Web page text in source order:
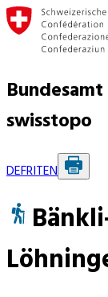
swisstopo
DEFRITEN